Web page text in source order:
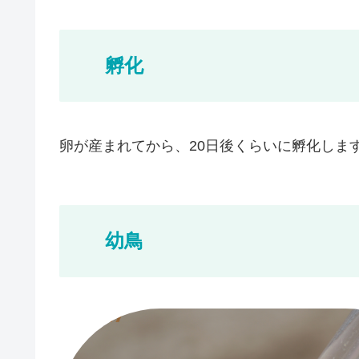
孵化
卵が産まれてから、20日後くらいに孵化しま
幼鳥